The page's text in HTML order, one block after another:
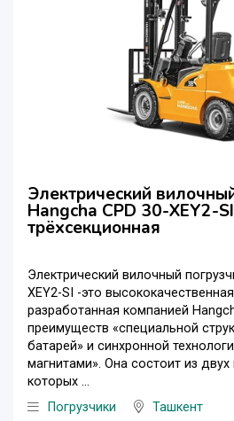
Электрический
Hangcha CPD 30-XEY2-SI
трёхсекционная
Электрический вилочный
XEY2-SI -это
разработанная компанией
преимуществ «специальной
батарей» и синхронной
магнитами». Она состоит из
которых ...
Погрузчики
Ташкент